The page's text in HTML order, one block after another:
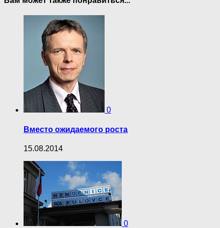
0
Вместо ожидаемого роста
15.08.2014
0